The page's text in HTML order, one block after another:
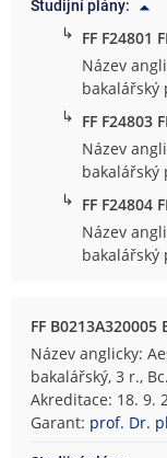
Studijní plány:
↳ FF F24801
Název
bakalářský
↳ FF F24803
Název
bakalářský
↳ FF F24804
Název
bakalářský
FF B0213A320005
Název anglicky:
bakalářský, 3 r.,
Akreditace: 18. 9.
Garant: prof. Dr.